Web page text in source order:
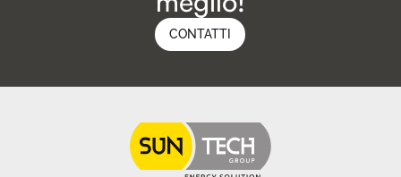
CONTATTI